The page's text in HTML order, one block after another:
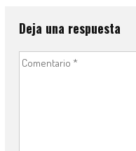
Deja una respuesta